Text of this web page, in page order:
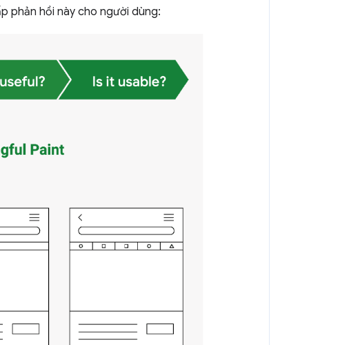
phản hồi này cho người dùng: